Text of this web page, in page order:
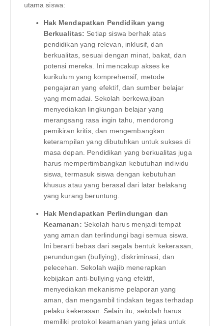
utama siswa:
Hak Mendapatkan Pendidikan yang
Berkualitas: Setiap siswa berhak atas
pendidikan yang relevan, inklusif, dan
berkualitas, sesuai dengan minat, bakat, dan
potensi mereka. Ini mencakup akses ke
kurikulum yang komprehensif, metode
pengajaran yang efektif, dan sumber belajar
yang memadai. Sekolah berkewajiban
menyediakan lingkungan belajar yang
merangsang rasa ingin tahu, mendorong
pemikiran kritis, dan mengembangkan
keterampilan yang dibutuhkan untuk sukses di
masa depan. Pendidikan yang berkualitas juga
harus mempertimbangkan kebutuhan individu
siswa, termasuk siswa dengan kebutuhan
khusus atau yang berasal dari latar belakang
yang kurang beruntung.
Hak Mendapatkan Perlindungan dan
Keamanan: Sekolah harus menjadi tempat
yang aman dan terlindungi bagi semua siswa.
Ini berarti bebas dari segala bentuk kekerasan,
perundungan (bullying), diskriminasi, dan
pelecehan. Sekolah wajib menerapkan
kebijakan anti-bullying yang efektif,
menyediakan mekanisme pelaporan yang
aman, dan mengambil tindakan tegas terhadap
pelaku kekerasan. Selain itu, sekolah harus
memiliki protokol keamanan yang jelas untuk